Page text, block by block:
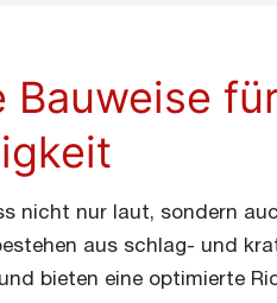
Bauweise
nicht nur laut, sondern
aus schlag- und
bieten eine optimierte